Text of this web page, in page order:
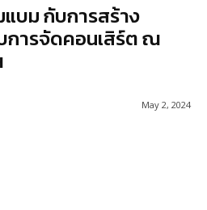
แบม กับการสร้าง
การจัดคอนเสิร์ต ณ
May 2, 2024